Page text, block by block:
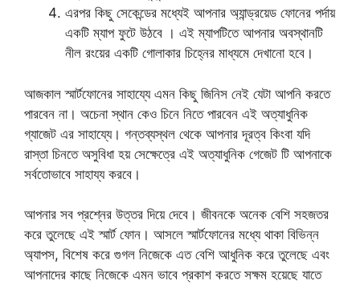
এরপর কিছু সেকেন্ডের মধ্যেই আপনার অ্যান্ড্রয়েড ফোনের পর্দায়
একটি ম্যাপ ফুটে উঠবে । এই ম্যাপটিতে আপনার অবস্থানটি
নীল রংয়ের একটি গোলাকার চিহ্নের মাধ্যমে দেখানো হবে।
আজকাল স্মার্টফোনের সাহায্যে এমন কিছু জিনিস নেই যেটা আপনি করতে
পারবেন না। অচেনা স্থান কেও চিনে নিতে পারবেন এই অত্যাধুনিক
গ্যাজেট এর সাহায্যে। গন্তব্যস্থল থেকে আপনার দূরত্ব কিংবা যদি
রাস্তা চিনতে অসুবিধা হয় সেক্ষেত্রে এই অত্যাধুনিক গেজেট টি আপনাকে
সর্বতোভাবে সাহায্য করবে।
আপনার সব প্রশ্নের উত্তর দিয়ে দেবে। জীবনকে অনেক বেশি সহজতর
করে তুলেছে এই স্মার্ট ফোন। আসলে স্মার্টফোনের মধ্যে থাকা বিভিন্ন
অ্যাপস, বিশেষ করে গুগল নিজেকে এত বেশি আধুনিক করে তুলেছে এবং
আপনাদের কাছে নিজেকে এমন ভাবে প্রকাশ করতে সক্ষম হয়েছে যাতে